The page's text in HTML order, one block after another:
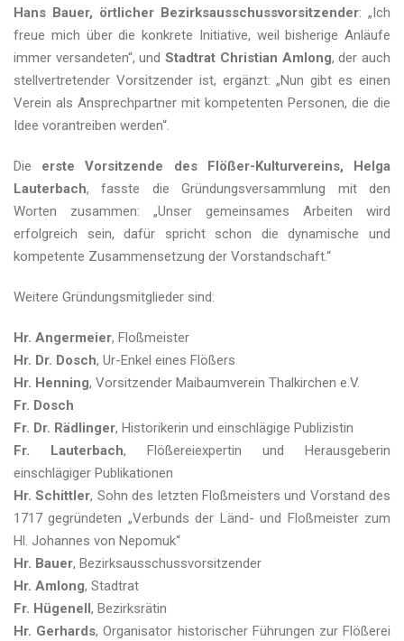
Hans Bauer, örtlicher Bezirksausschussvorsitzender: „Ich
freue mich über die konkrete Initiative, weil bisherige Anläufe
immer versandeten“, undStadtrat Christian Amlong, der auch
stellvertretender Vorsitzender ist, ergänzt: „Nun gibt es einen
Verein als Ansprechpartner mit kompetenten Personen, die die
Idee vorantreiben werden“.
Die erste Vorsitzende des Flößer-Kulturvereins, Helga
Lauterbach, fasste die Gründungsversammlung mit den
Worten zusammen: „Unser gemeinsames Arbeiten wird
erfolgreich sein, dafür spricht schon die dynamische und
kompetente Zusammensetzung der Vorstandschaft.“
Weitere Gründungsmitglieder sind:
Hr. Angermeier, Floßmeister
Hr. Dr. Dosch, Ur-Enkel eines Flößers
Hr. Henning, Vorsitzender Maibaumverein Thalkirchen e.V.
Fr. Dosch
Fr. Dr. Rädlinger, Historikerin und einschlägige Publizistin
Fr. Lauterbach, Flößereiexpertin und Herausgeberin
einschlägiger Publikationen
Hr. Schittler, Sohn des letzten Floßmeisters und Vorstand des
1717 gegründeten „Verbunds der Länd- und Floßmeister zum
Hl. Johannes von Nepomuk“
Hr. Bauer, Bezirksausschussvorsitzender
Hr. Amlong, Stadtrat
Fr. Hügenell, Bezirksrätin
Hr. Gerhards, Organisator historischer Führungen zur Flößerei